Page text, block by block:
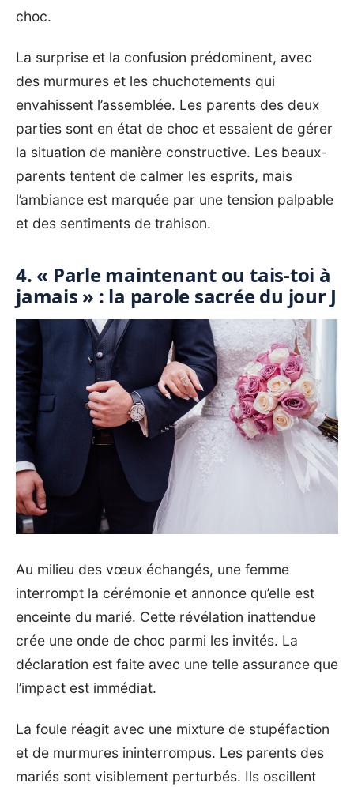
choc.
La surprise et la confusion prédominent, avec
des murmures et les chuchotements qui
envahissent l’assemblée. Les parents des deux
parties sont en état de choc et essaient de gérer
la situation de manière constructive. Les beaux-
parents tentent de calmer les esprits, mais
l’ambiance est marquée par une tension palpable
et des sentiments de trahison.
4. « Parle maintenant ou tais-toi à
jamais » : la parole sacrée du jour J
Au milieu des vœux échangés, une femme
interrompt la cérémonie et annonce qu’elle est
enceinte du marié. Cette révélation inattendue
crée une onde de choc parmi les invités. La
déclaration est faite avec une telle assurance que
l’impact est immédiat.
La foule réagit avec une mixture de stupéfaction
et de murmures ininterrompus. Les parents des
mariés sont visiblement perturbés. Ils oscillent